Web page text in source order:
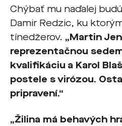
Chýbať mu naďalej
Damir Redzic, ku
tínedžerov. „Martin
reprezentačnou
kvalifikáciu a Karol
postele s virózou.
pripravení.“
„Žilina má behavých